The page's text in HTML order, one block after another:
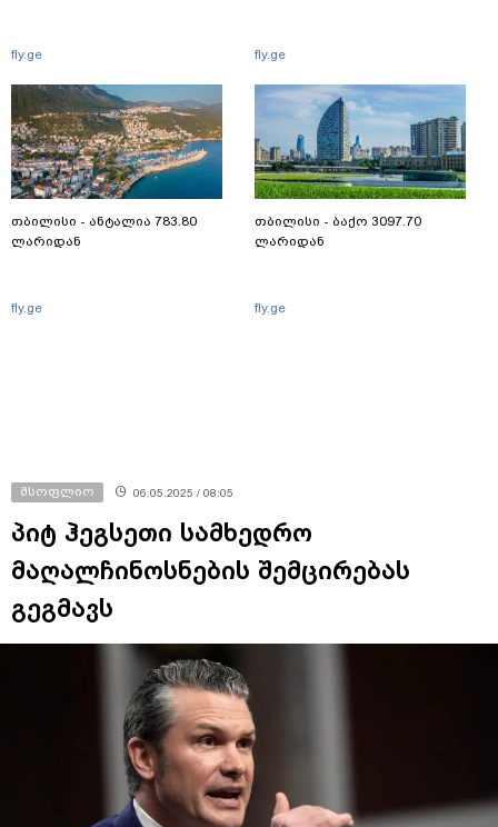
fly.ge
თბილისი - ანტალია 783.80
ლარიდან
fly.ge
fly.ge
თბილისი - ბაქო 3097.70
ლარიდან
fly.ge
მსოფლიო 06.05.2025 / 08:05
პიტ ჰეგსეთი სამხედრო
მაღალჩინოსნების შემცირებას
გეგმავს